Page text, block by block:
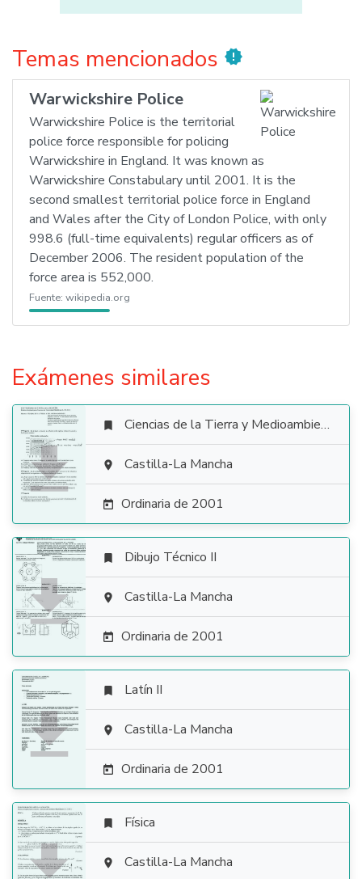
Temas mencionados new_releases
Warwickshire Police
Warwickshire Police is the territorial
police force responsible for policing
Warwickshire in England. It was known as
Warwickshire Constabulary until 2001. It is the
second smallest territorial police force in England
and Wales after the City of London Police, with only
998.6 (full-time equivalents) regular officers as of
December 2006. The resident population of the
force area is 552,000.
Fuente: wikipedia.org
Exámenes similares

 Ciencias de la Tierra y Medioambientales
 Castilla-La Mancha
 Ordinaria de 2001

 Dibujo Técnico II
 Castilla-La Mancha
 Ordinaria de 2001

 Latín II
 Castilla-La Mancha
 Ordinaria de 2001
 Física
 Castilla-La Mancha